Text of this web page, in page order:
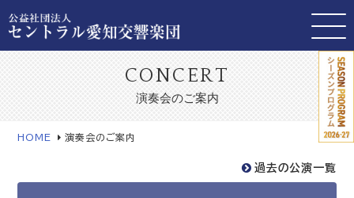
CONCERT
演奏会のご案内
HOME 演奏会のご案内
過去の公演一覧